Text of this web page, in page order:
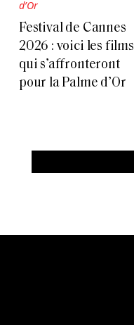
Festival de Cannes
2026 : voici les films
qui s’affronteront
pour la Palme d’Or